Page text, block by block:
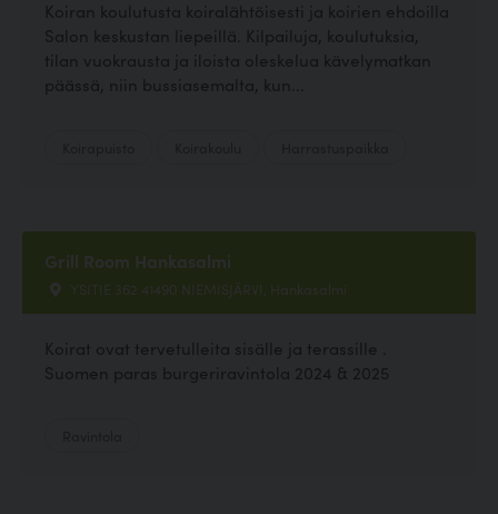
Koiran koulutusta koiralähtöisesti ja koirien ehdoilla
Salon keskustan liepeillä. Kilpailuja, koulutuksia,
tilan vuokrausta ja iloista oleskelua kävelymatkan
päässä, niin bussiasemalta, kun...
Grill Room Hankasalmi
YSITIE 362 41490 NIEMISJÄRVI, Hankasalmi
Koirat ovat tervetulleita sisälle ja terassille .
Suomen paras burgeriravintola 2024 & 2025